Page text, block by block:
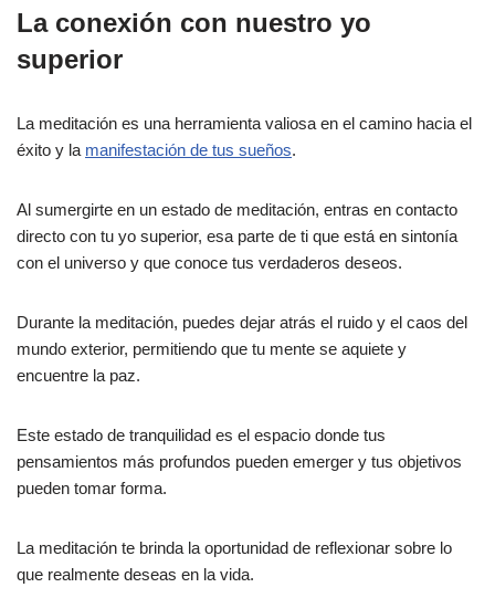
La conexión con nuestro yo
superior
La meditación es una herramienta valiosa en el camino hacia el
éxito y la manifestación de tus sueños.
Al sumergirte en un estado de meditación, entras en contacto
directo con tu yo superior, esa parte de ti que está en sintonía
con el universo y que conoce tus verdaderos deseos.
Durante la meditación, puedes dejar atrás el ruido y el caos del
mundo exterior, permitiendo que tu mente se aquiete y
encuentre la paz.
Este estado de tranquilidad es el espacio donde tus
pensamientos más profundos pueden emerger y tus objetivos
pueden tomar forma.
La meditación te brinda la oportunidad de reflexionar sobre lo
que realmente deseas en la vida.